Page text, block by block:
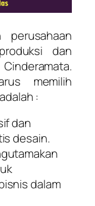
perusahaan
dan
memilih
:
dan
desain.
dalam